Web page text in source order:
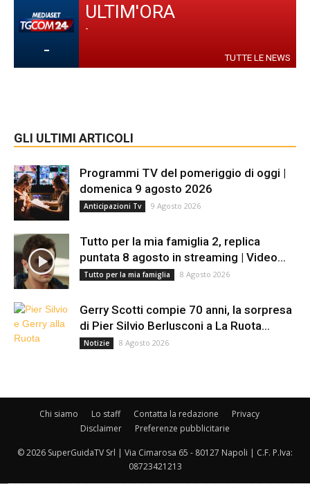
-
ULTIM'ORA
-
TUTTE LE NEWS
GLI ULTIMI ARTICOLI
Programmi TV del pomeriggio di oggi |
domenica 9 agosto 2026
Anticipazioni Tv 9 Agosto 2026
Tutto per la mia famiglia 2, replica
puntata 8 agosto in streaming | Video...
Tutto per la mia famiglia 8 Agosto 2026
Gerry Scotti compie 70 anni, la sorpresa
di Pier Silvio Berlusconi a La Ruota...
Notizie 8 Agosto 2026
Chi siamo Lo staff Contatta la redazione
Privacy
Disclaimer
Preferenze pubblicitarie
© 2026 SuperGuidaTV Srl | Via Cimarosa 65 - 80127 Napoli | C.F. P.Iva:
08723421213